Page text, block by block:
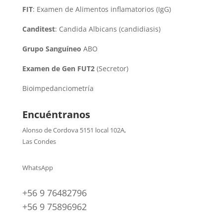
FIT: Examen de Alimentos inflamatorios (IgG)
Canditest: Candida Albicans (candidiasis)
Grupo Sanguíneo ABO
Examen de Gen FUT2(Secretor)
Bioimpedanciometría
Encuéntranos
Alonso de Cordova 5151 local 102A,
Las Condes
WhatsApp
+56 9 76482796
+56 9 75896962